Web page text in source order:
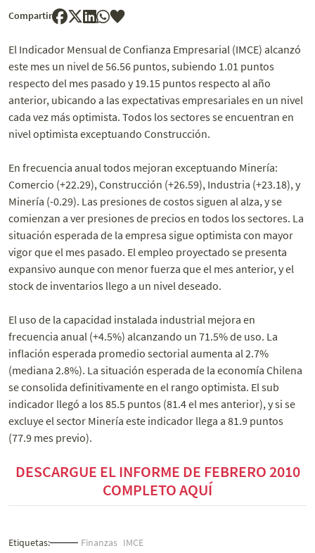
Compartir
El Indicador Mensual de Confianza Empresarial (IMCE) alcanzó
este mes un nivel de 56.56 puntos, subiendo 1.01 puntos
respecto del mes pasado y 19.15 puntos respecto al año
anterior, ubicando a las expectativas empresariales en un nivel
cada vez más optimista. Todos los sectores se encuentran en
nivel optimista exceptuando Construcción.
En frecuencia anual todos mejoran exceptuando Minería:
Comercio (+22.29), Construcción (+26.59), Industria (+23.18), y
Minería (-0.29). Las presiones de costos siguen al alza, y se
comienzan a ver presiones de precios en todos los sectores. La
situación esperada de la empresa sigue optimista con mayor
vigor que el mes pasado. El empleo proyectado se presenta
expansivo aunque con menor fuerza que el mes anterior, y el
stock de inventarios llego a un nivel deseado.
El uso de la capacidad instalada industrial mejora en
frecuencia anual (+4.5%) alcanzando un 71.5% de uso. La
inflación esperada promedio sectorial aumenta al 2.7%
(mediana 2.8%). La situación esperada de la economía Chilena
se consolida definitivamente en el rango optimista. El sub
indicador llegó a los 85.5 puntos (81.4 el mes anterior), y si se
excluye el sector Minería este indicador llega a 81.9 puntos
(77.9 mes previo).
DESCARGUE EL INFORME DE FEBRERO 2010
COMPLETO AQUÍ
Etiquetas: Finanzas IMCE